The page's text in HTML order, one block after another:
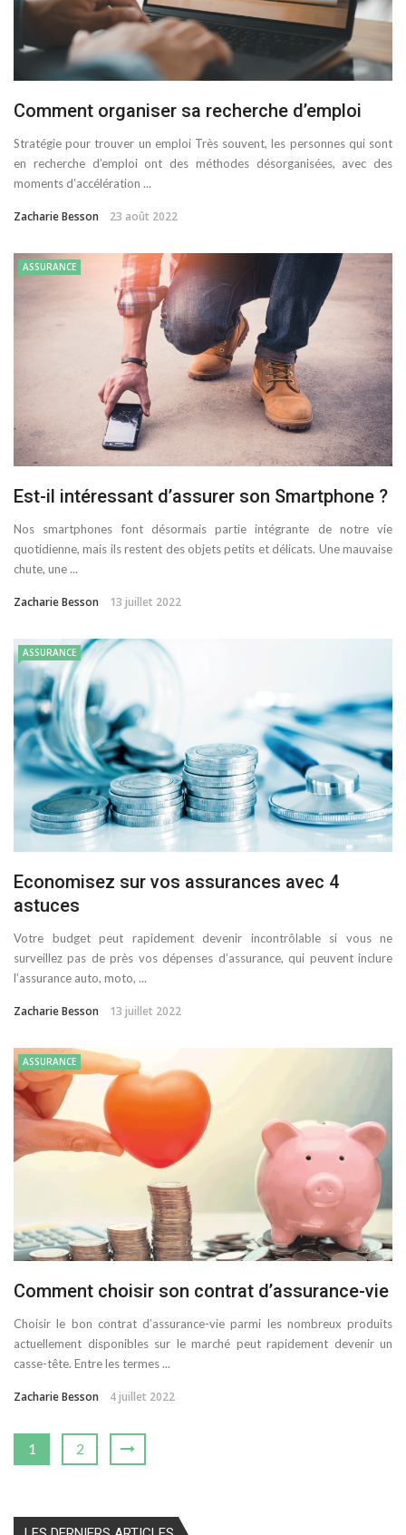
Comment organiser sa recherche d’emploi
Stratégie pour trouver un emploi Très souvent, les personnes qui sont
en recherche d’emploi ont des méthodes désorganisées, avec des
moments d’accélération ...
Zacharie Besson 23 août 2022
ASSURANCE
Est-il intéressant d’assurer son Smartphone ?
Nos smartphones font désormais partie intégrante de notre vie
quotidienne, mais ils restent des objets petits et délicats. Une mauvaise
chute, une ...
Zacharie Besson 13 juillet 2022
ASSURANCE
Economisez sur vos assurances avec 4
astuces
Votre budget peut rapidement devenir incontrôlable si vous ne
surveillez pas de près vos dépenses d’assurance, qui peuvent inclure
l’assurance auto, moto, ...
Zacharie Besson 13 juillet 2022
ASSURANCE
Comment choisir son contrat d’assurance-vie
Choisir le bon contrat d’assurance-vie parmi les nombreux produits
actuellement disponibles sur le marché peut rapidement devenir un
casse-tête. Entre les termes ...
Zacharie Besson 4 juillet 2022
1 2